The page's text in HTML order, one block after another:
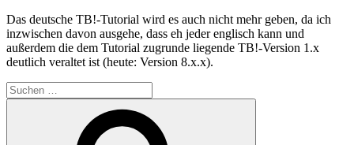
Das deutsche TB!-Tutorial wird es auch nicht mehr geben, da ich
inzwischen davon ausgehe, dass eh jeder englisch kann und
außerdem die dem Tutorial zugrunde liegende TB!-Version 1.x
deutlich veraltet ist (heute: Version 8.x.x).
Suchen
nach: